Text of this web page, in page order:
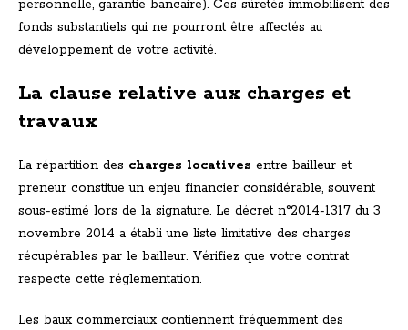
personnelle, garantie bancaire). Ces sûretés immobilisent des
fonds substantiels qui ne pourront être affectés au
développement de votre activité.
La clause relative aux charges et
travaux
La répartition des charges locatives entre bailleur et
preneur constitue un enjeu financier considérable, souvent
sous-estimé lors de la signature. Le décret n°2014-1317 du 3
novembre 2014 a établi une liste limitative des charges
récupérables par le bailleur. Vérifiez que votre contrat
respecte cette réglementation.
Les baux commerciaux contiennent fréquemment des